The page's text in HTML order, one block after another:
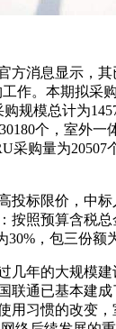
方消息显示，其
作。本期拟采
规模总计为
个，室外一
采购量为20507
投标限价，中
按照预算含税
，包三份额
几年的大规模
联通已基本建成
用习惯的改变